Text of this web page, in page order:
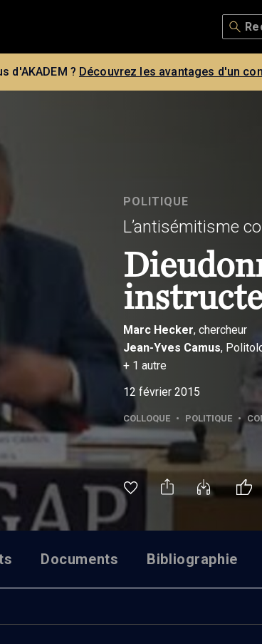
d'AKADEM ? Découvrez les avantages d'un
POLITIQUE
L’antisémitisme
Marc Hecker, chercheur
Jean-Yves Camus,
+ 1 autre
12 février 2015
COLLOQUE • POLITIQUE •
Documents Bibliographie